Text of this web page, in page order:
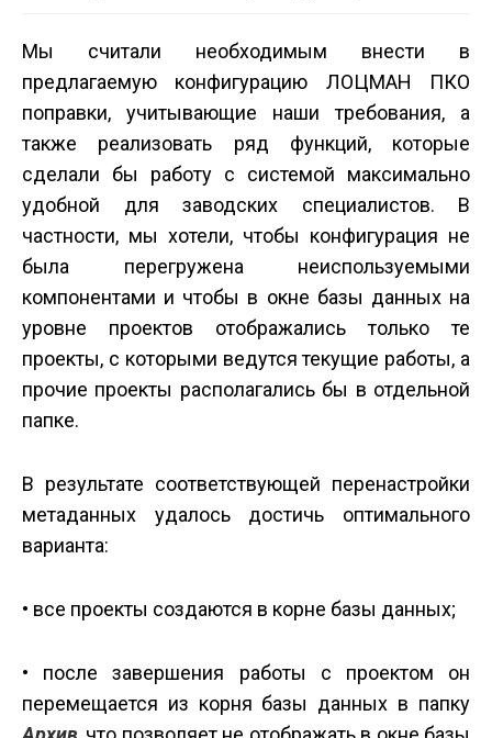
Мы считали необходимым внести в
предлагаемую конфигурацию ЛОЦМАН ПКО
поправки, учитывающие наши требования, а
также реализовать ряд функций, которые
сделали бы работу с системой максимально
удобной для заводских специалистов. В
частности, мы хотели, чтобы конфигурация не
была перегружена неиспользуемыми
компонентами и чтобы в окне базы данных на
уровне проектов отображались только те
проекты, с которыми ведутся текущие работы, а
прочие проекты располагались бы в отдельной
папке.
В результате соответствующей перенастройки
метаданных удалось достичь оптимального
варианта:
• все проекты создаются в корне базы данных;
• после завершения работы с проектом он
перемещается из корня базы данных в папку